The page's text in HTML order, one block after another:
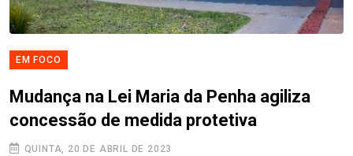
EM FOCO
Mudança na Lei Maria da Penha agiliza
concessão de medida protetiva
QUINTA, 20 DE ABRIL DE 2023